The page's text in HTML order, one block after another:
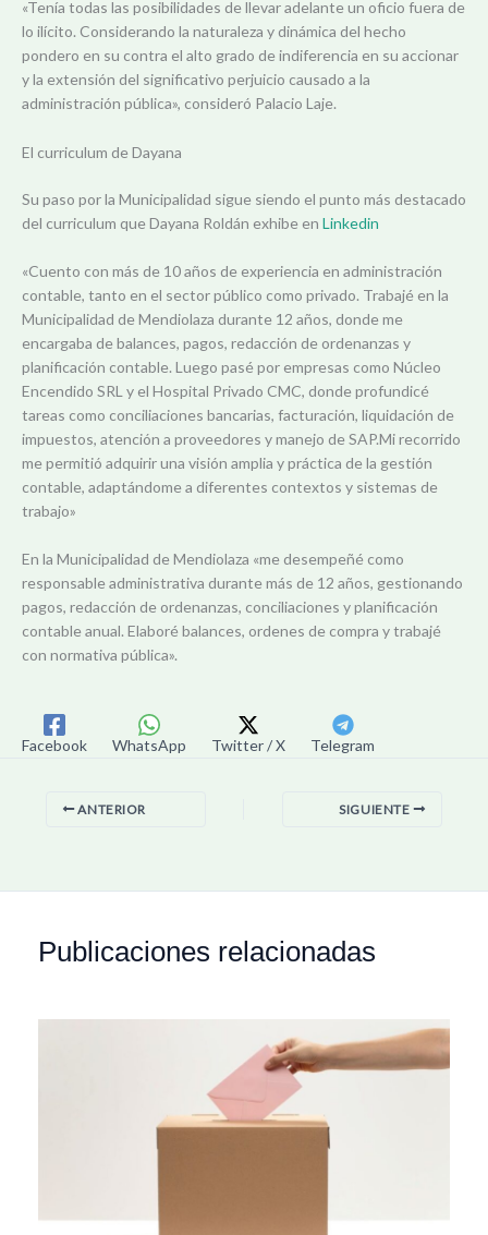
«Tenía todas las posibilidades de llevar adelante un oficio fuera de
lo ilícito. Considerando la naturaleza y dinámica del hecho
pondero en su contra el alto grado de indiferencia en su accionar
y la extensión del significativo perjuicio causado a la
administración pública», consideró Palacio Laje.
El curriculum de Dayana
Su paso por la Municipalidad sigue siendo el punto más destacado
del curriculum que Dayana Roldán exhibe en Linkedin
«Cuento con más de 10 años de experiencia en administración
contable, tanto en el sector público como privado. Trabajé en la
Municipalidad de Mendiolaza durante 12 años, donde me
encargaba de balances, pagos, redacción de ordenanzas y
planificación contable. Luego pasé por empresas como Núcleo
Encendido SRL y el Hospital Privado CMC, donde profundicé
tareas como conciliaciones bancarias, facturación, liquidación de
impuestos, atención a proveedores y manejo de SAP.Mi recorrido
me permitió adquirir una visión amplia y práctica de la gestión
contable, adaptándome a diferentes contextos y sistemas de
trabajo»
En la Municipalidad de Mendiolaza «me desempeñé como
responsable administrativa durante más de 12 años, gestionando
pagos, redacción de ordenanzas, conciliaciones y planificación
contable anual. Elaboré balances, ordenes de compra y trabajé
con normativa pública».
Facebook WhatsApp Twitter / X Telegram
ANTERIOR SIGUIENTE
Publicaciones relacionadas